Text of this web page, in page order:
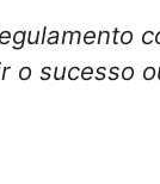
o sucesso